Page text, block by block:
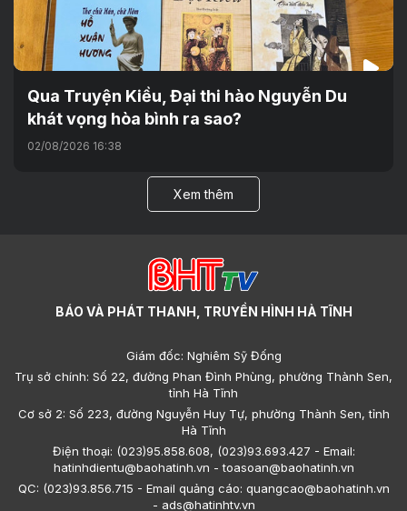
Qua Truyện Kiều, Đại thi hào Nguyễn Du
khát vọng hòa bình ra sao?
02/08/2026 16:38
Xem thêm
BÁO VÀ PHÁT THANH, TRUYỀN HÌNH HÀ TĨNH
Giám đốc: Nghiêm Sỹ Đống
Trụ sở chính: Số 22, đường Phan Đình Phùng, phường Thành Sen,
tỉnh Hà Tĩnh
Cơ sở 2: Số 223, đường Nguyễn Huy Tự, phường Thành Sen, tỉnh
Hà Tĩnh
Điện thoại: (023)95.858.608, (023)93.693.427 - Email:
hatinhdientu@baohatinh.vn - toasoan@baohatinh.vn
QC: (023)93.856.715 - Email quảng cáo: quangcao@baohatinh.vn
- ads@hatinhtv.vn